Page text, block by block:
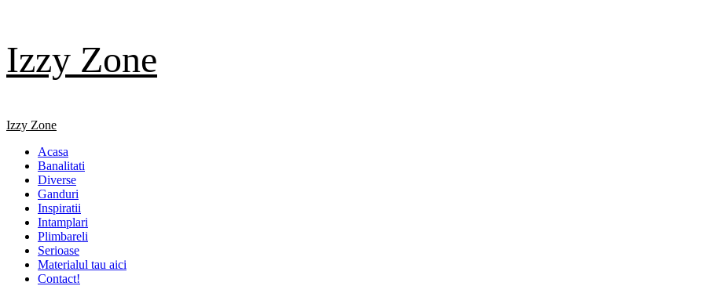
content
Izzy Zone
Primary
Izzy Zone
Acasa
Banalitati
Diverse
Ganduri
Inspiratii
Intamplari
Plimbareli
Serioase
Materialul tau aici
Contact!